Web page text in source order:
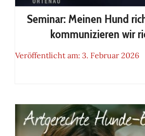
lesen –
richtig?
Seminar: Meinen Hund
kommunizieren wir
Veröffentlicht am: 3. Februar 2026